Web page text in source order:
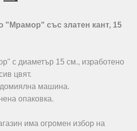
"Мрамор" със златен кант, 15
с диаметър 15 см., изработено
цвят.
машина.
опаковка.
има огромен избор на